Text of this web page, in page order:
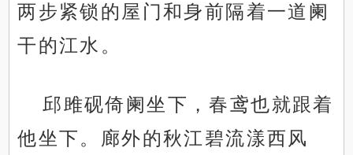
两步紧锁的屋门和身前隔着一道阑
干的江水。
邱雎砚倚阑坐下，春鸢也就跟着
他坐下。廊外的秋江碧流漾西风